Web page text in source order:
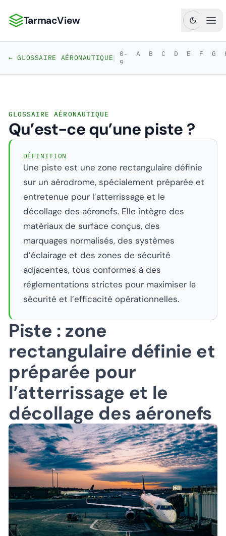
TarmacView : Analyses aéronautiques de précision
TarmacView
← GLOSSAIRE AÉRONAUTIQUE| 0-
9
A B C D E F G
GLOSSAIRE AÉRONAUTIQUE
Qu’est-ce qu’une piste ?
DÉFINITION
Une piste est une zone rectangulaire définie
sur un aérodrome, spécialement préparée et
entretenue pour l’atterrissage et le
décollage des aéronefs. Elle intègre des
matériaux de surface conçus, des
marquages normalisés, des systèmes
d’éclairage et des zones de sécurité
adjacentes, tous conformes à des
réglementations strictes pour maximiser la
sécurité et l’efficacité opérationnelles.
Piste : zone
rectangulaire définie et
préparée pour
l’atterrissage et le
décollage des aéronefs